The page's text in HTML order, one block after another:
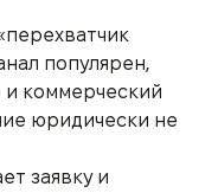
популярен,
коммерческий
юридически не
заявку и